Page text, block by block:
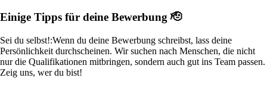
Einige Tipps für deine Bewerbung 🫡
Sei du selbst!:Wenn du deine Bewerbung schreibst, lass deine
Persönlichkeit durchscheinen. Wir suchen nach Menschen, die nicht
nur die Qualifikationen mitbringen, sondern auch gut ins Team passen.
Zeig uns, wer du bist!